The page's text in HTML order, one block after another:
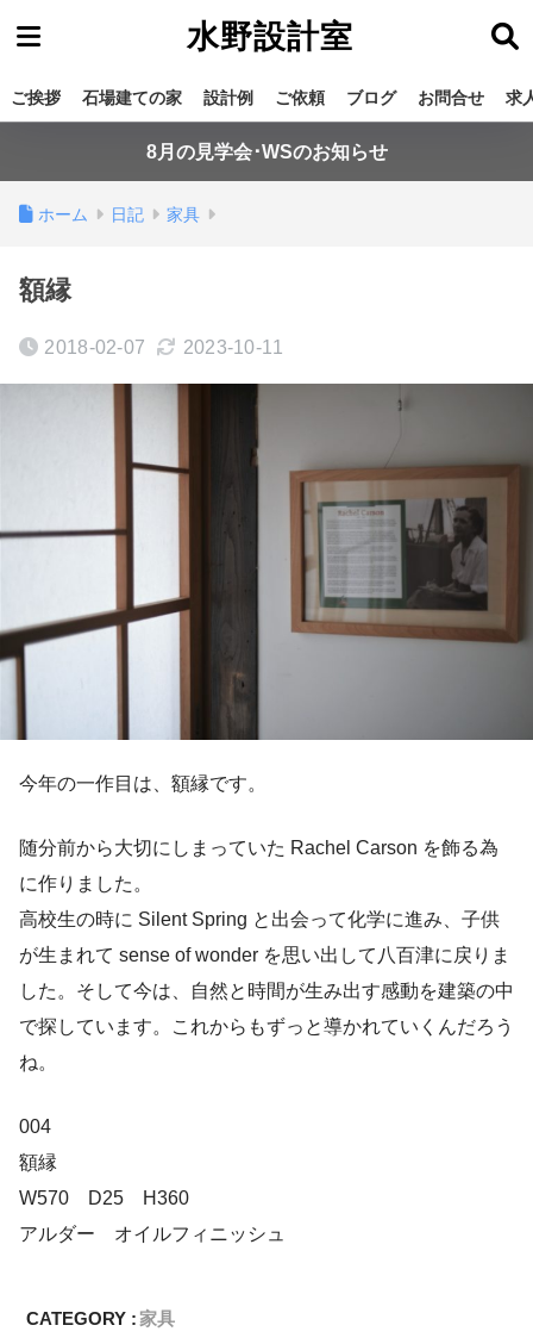
水野設計室
ご挨拶 石場建ての家 設計例 ご依頼 ブログ お問合せ 求
8月の見学会･WSのお知らせ
ホーム 日記 家具
額縁
2018-02-07 2023-10-11
今年の一作目は、額縁です。
随分前から大切にしまっていた Rachel Carson を飾る為
に作りました。
高校生の時に Silent Spring と出会って化学に進み、子供
が生まれて sense of wonder を思い出して八百津に戻りま
した。そして今は、自然と時間が生み出す感動を建築の中
で探しています。これからもずっと導かれていくんだろう
ね。
004
額縁
W570 D25 H360
アルダー オイルフィニッシュ
CATEGORY : 家具